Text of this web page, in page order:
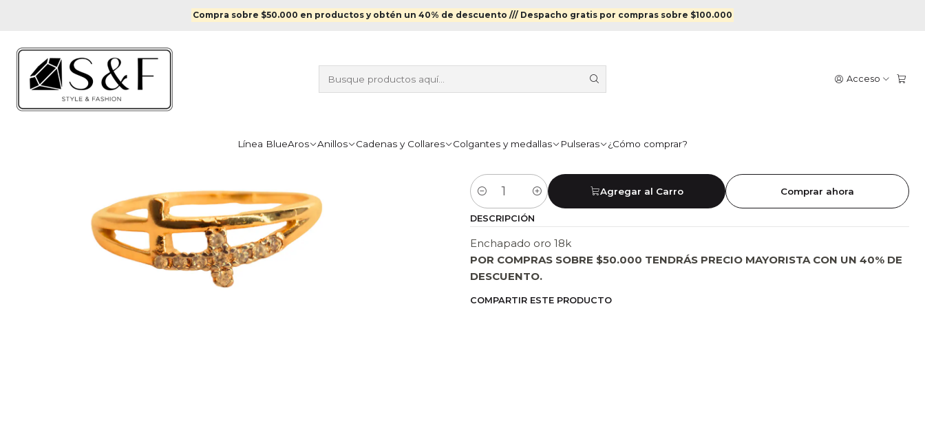
Acceso
Línea BlueAros Anillos Cadenas y Collares Colgantes y medallas Pulseras ¿Cómo comprar?
Compra sobre $50.000 en productos y obtén un 40% de descuento /// Despacho gratis por compras sobre $100.000
Inicio Anillos Anillos Enchapados en Oro Anillo doble cruz enchapado en oro
ANILLO DOBLE CRUZ ENCHAPADO EN
ORO
10 11 12 13 14 16 17
Cantidad
Agregar al Carro Comprar ahora
DESCRIPCIÓN
Enchapado oro 18k
POR COMPRAS SOBRE $50.000 TENDRÁS PRECIO MAYORISTA CON UN 40% DE
DESCUENTO.
COMPARTIR ESTE PRODUCTO